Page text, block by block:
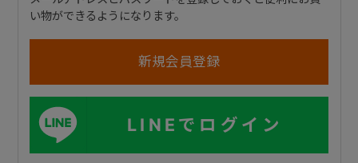
い物ができるようになります。
LINEでログイン